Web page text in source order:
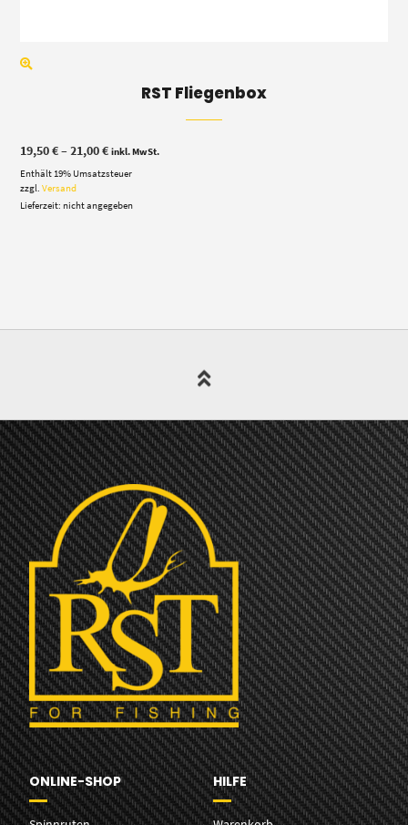
RST Fliegenbox
19,50€–21,00€Preisspanne:
bis
inkl. MwSt.
Enthält 19% Umsatzsteuer
zzgl.Versand
Lieferzeit: nicht angegeben
ONLINE-SHOP HILFE